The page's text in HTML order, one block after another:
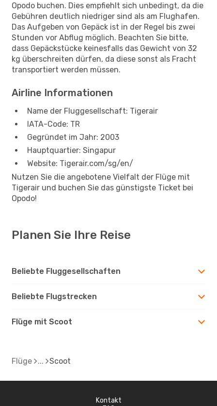
Opodo buchen. Dies empfiehlt sich unbedingt, da die
Gebühren deutlich niedriger sind als am Flughafen.
Das Aufgeben von Gepäck ist in der Regel bis zwei
Stunden vor Abflug möglich. Beachten Sie bitte,
dass Gepäckstücke keinesfalls das Gewicht von 32
kg überschreiten dürfen, da diese sonst als Fracht
transportiert werden müssen.
Airline Informationen
Name der Fluggesellschaft: Tigerair
IATA-Code: TR
Gegründet im Jahr: 2003
Hauptquartier: Singapur
Website: Tigerair.com/sg/en/
Nutzen Sie die angebotene Vielfalt der Flüge mit
Tigerair und buchen Sie das günstigste Ticket bei
Opodo!
Planen Sie Ihre Reise
Beliebte Fluggesellschaften
Beliebte Flugstrecken
Flüge mit Scoot
Flüge Scoot
Kontakt